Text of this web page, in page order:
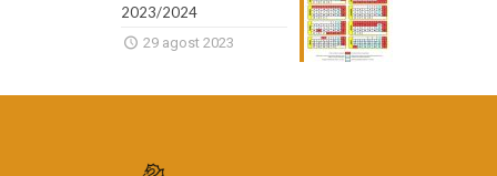
2023/2024
29 agost 2023